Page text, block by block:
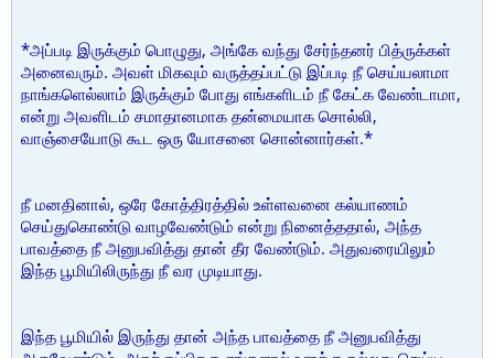
*அப்படி இருக்கும் பொழுது, அங்கே வந்து சேர்ந்தனர் பித்ருக்கள்
அனைவரும். அவள் மிகவும் வருத்தப்பட்டு இப்படி நீ செய்யலாமா
நாங்களெல்லாம் இருக்கும் போது எங்களிடம் நீ கேட்க வேண்டாமா,
என்று அவளிடம் சமாதானமாக தன்மையாக சொல்லி,
வாஞ்சையோடு கூட ஒரு யோசனை சொன்னார்கள்.*
நீ மனதினால், ஒரே கோத்திரத்தில் உள்ளவனை கல்யாணம்
செய்துகொண்டு வாழவேண்டும் என்று நினைத்ததால், அந்த
பாவத்தை நீ அனுபவித்து தான் தீர வேண்டும். அதுவரையிலும்
இந்த பூமியிலிருந்து நீ வர முடியாது.
இந்த பூமியில் இருந்து தான் அந்த பாவத்தை நீ அனுபவித்து